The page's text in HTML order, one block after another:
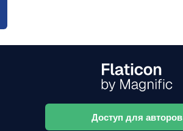
Доступ для авторов